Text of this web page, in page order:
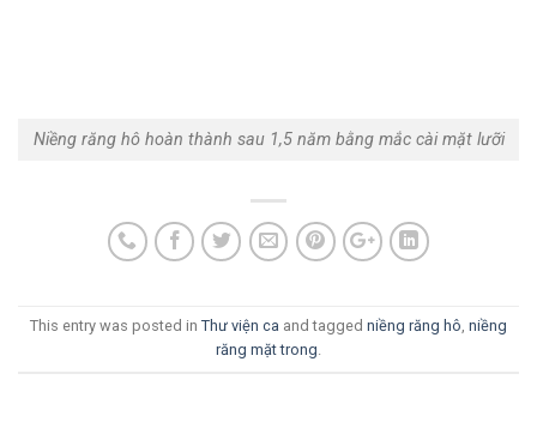
Niềng răng hô hoàn thành sau 1,5 năm bằng mắc cài mặt lưỡi
This entry was posted in Thư viện ca and tagged niềng răng hô, niềng
răng mặt trong.